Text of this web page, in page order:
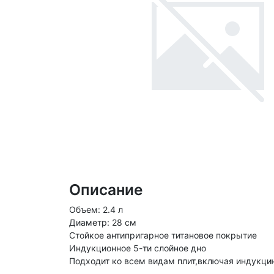
Описание
Объем: 2.4 л
Диаметр: 28 см
Стойкое антипригарное титановое покрытие
Индукционное 5-ти слойное дно
Подходит ко всем видам плит,включая